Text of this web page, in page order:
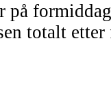
på
totalt etter